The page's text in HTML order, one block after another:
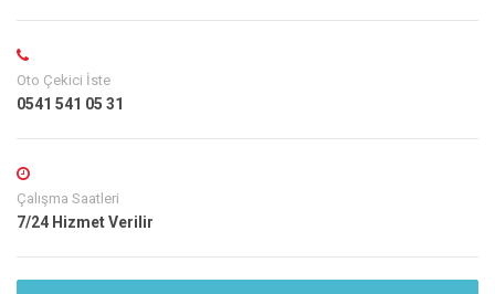
Oto Çekici İste
0541 541 05 31
Çalışma Saatleri
7/24 Hizmet Verilir